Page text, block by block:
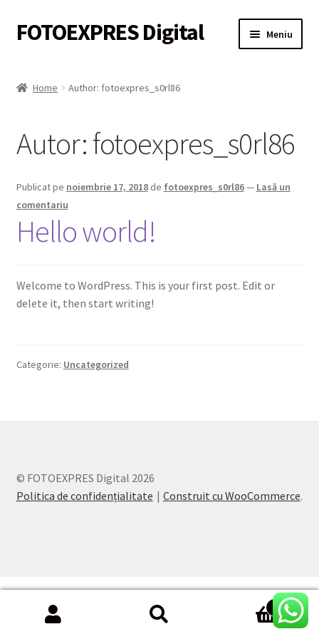
Sari
la
Sari
la
FOTOEXPRES Digital Meniu
Contul meu
Coș
Descarca fotografia
Home Author: fotoexpres_s0rl86
Autor:fotoexpres_s0rl86
Publicat pe noiembrie 17, 2018 de fotoexpres_s0rl86— Lasă un
comentariu
Hello world!
Welcome to WordPress. This is your first post. Edit or
delete it, then start writing!
Categorie: Uncategorized
© FOTOEXPRES Digital 2026
Politica de confidențialitate
Construit cu WooCommerce.